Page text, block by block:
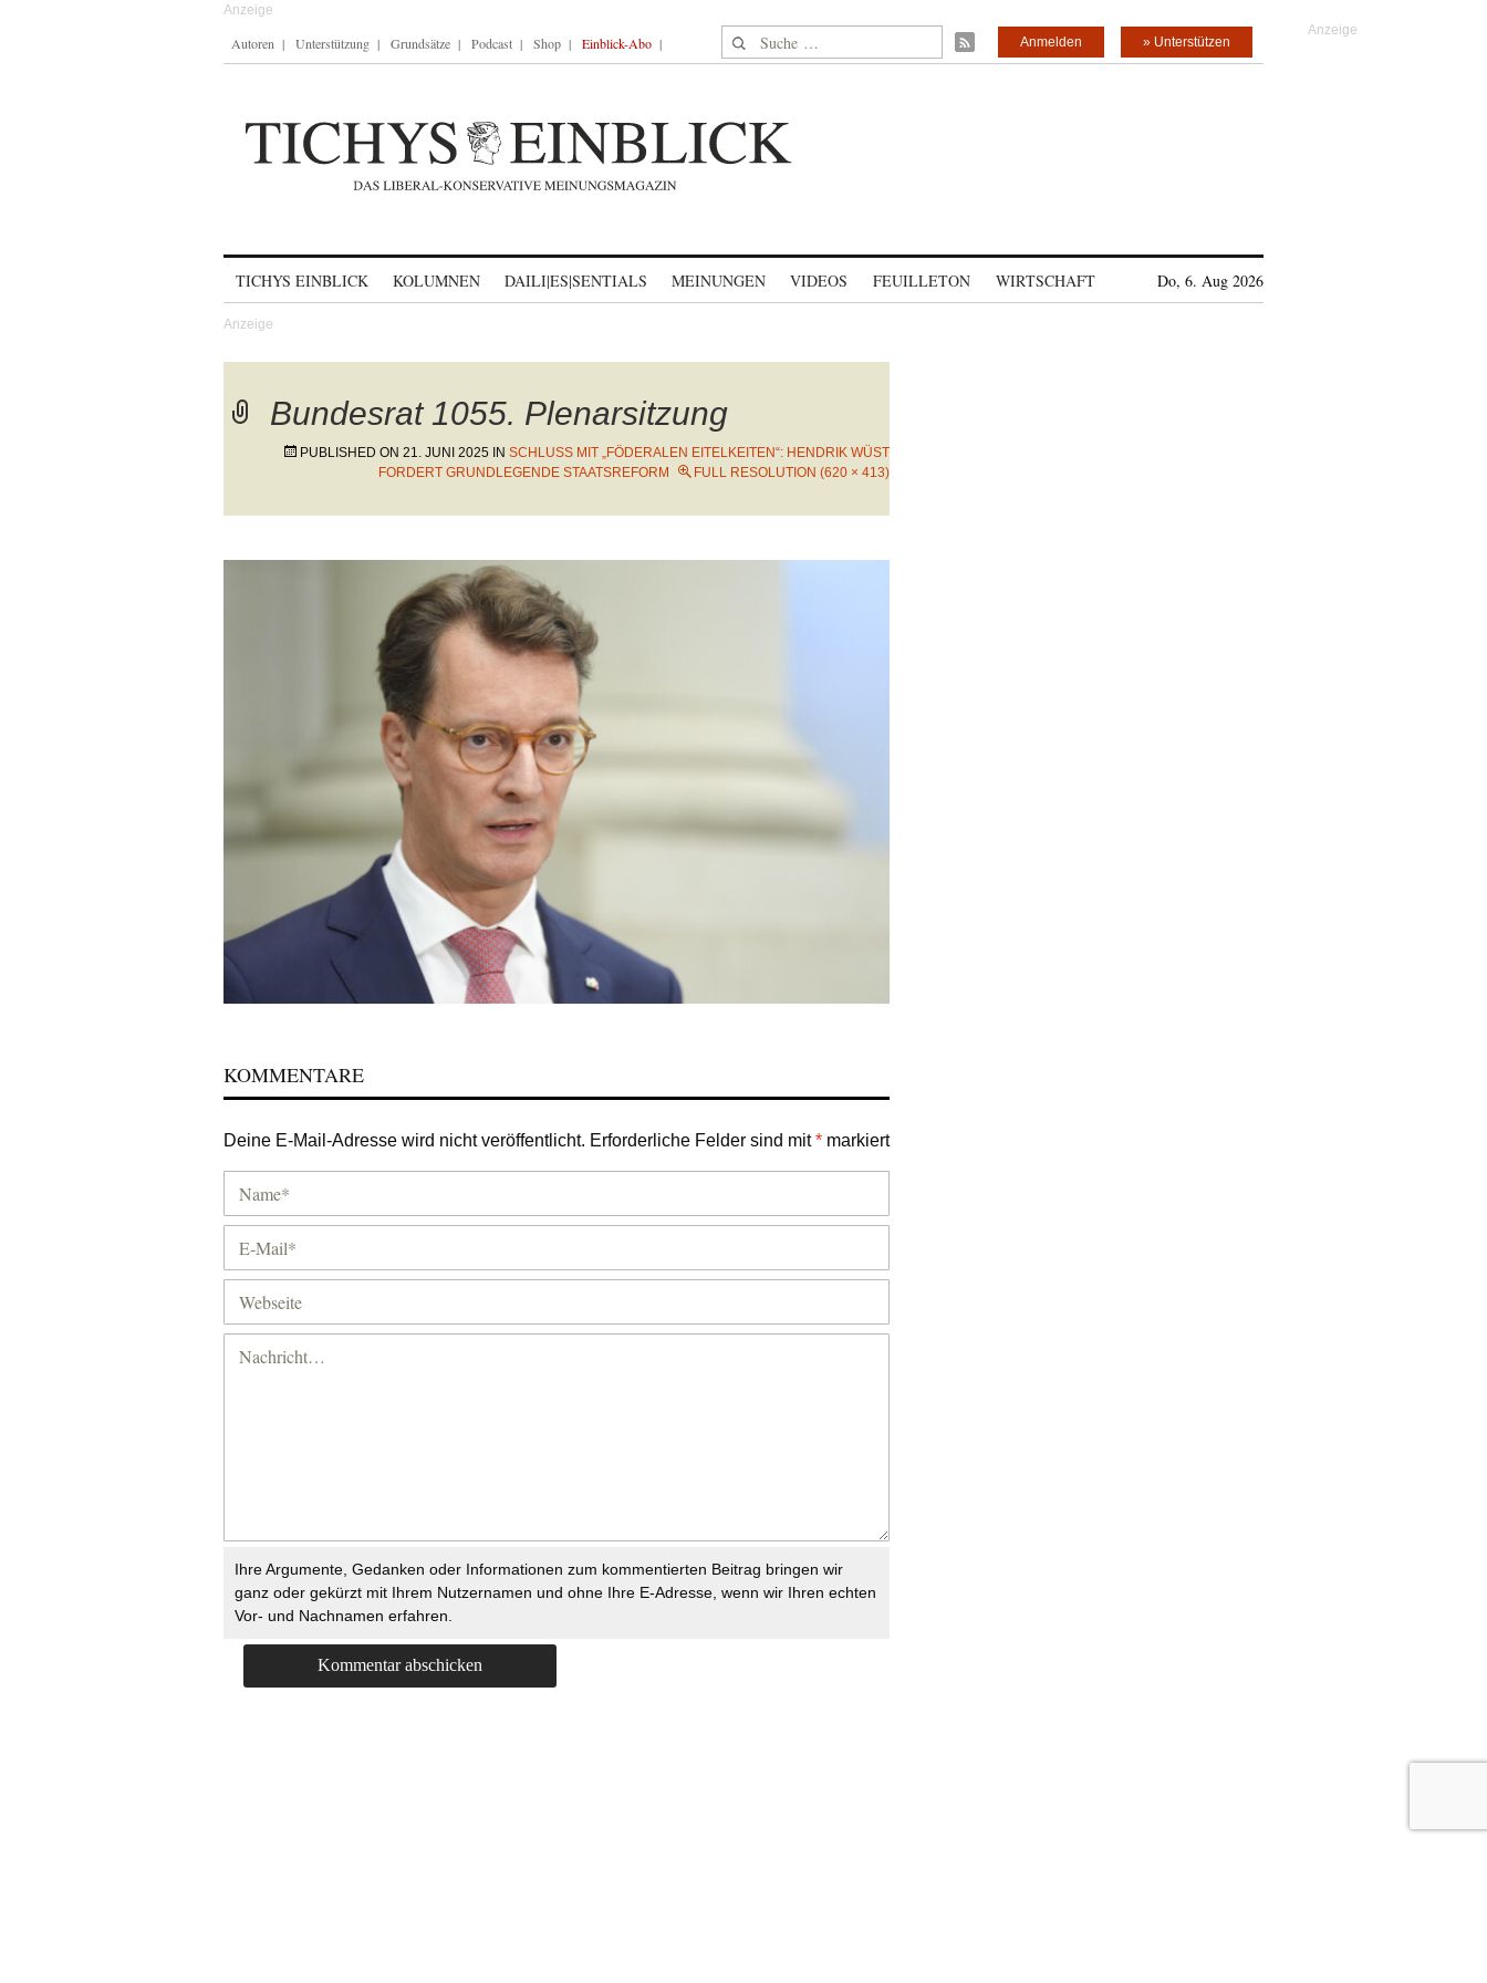
Autoren Unterstützung Grundsätze Podcast Shop Einblick-Abo Suche nach: » Unterstützen
Anmelden
TICHYS EINBLICK KOLUMNEN DAILI|ES|SENTIALS MEINUNGEN VIDEOS FEUILLETON WIRTSCHAFT Do, 6. Aug 2026
Bundesrat 1055. Plenarsitzung
PUBLISHED ON 21. JUNI 2025 IN SCHLUSS MIT „FÖDERALEN EITELKEITEN“: HENDRIK WÜST
FORDERT GRUNDLEGENDE STAATSREFORM
FULL RESOLUTION (620 × 413)
KOMMENTARE
Deine E-Mail-Adresse wird nicht veröffentlicht. Erforderliche Felder sind mit* markiert
Ihre Argumente, Gedanken oder Informationen zum kommentierten Beitrag bringen wir
ganz oder gekürzt mit Ihrem Nutzernamen und ohne Ihre E-Adresse, wenn wir Ihren echten
Vor- und Nachnamen erfahren.